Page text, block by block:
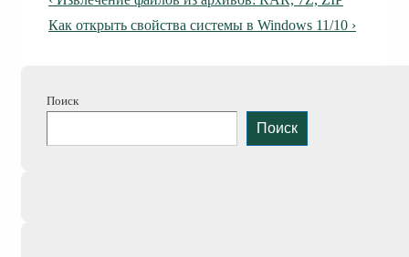
по
запись
Следующая
Как открыть свойства системы в Windows 11/10 ›
Поиск
Поиск